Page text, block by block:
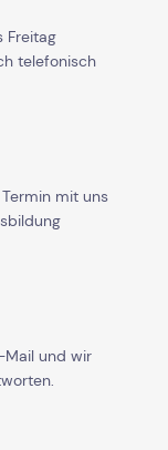
Freitag
telefonisch
mit uns
Mail und wir